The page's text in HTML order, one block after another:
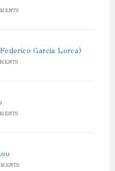
Garcia Lorca)